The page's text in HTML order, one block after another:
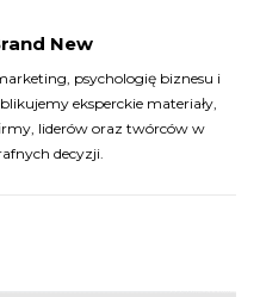
New
psychologię biznesu i
eksperckie materiały,
liderów oraz twórców w
decyzji.